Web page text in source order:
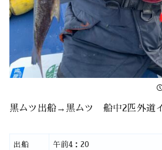
黒ムツ出船→黒ムツ 船中2匹外道
出船 午前4：20